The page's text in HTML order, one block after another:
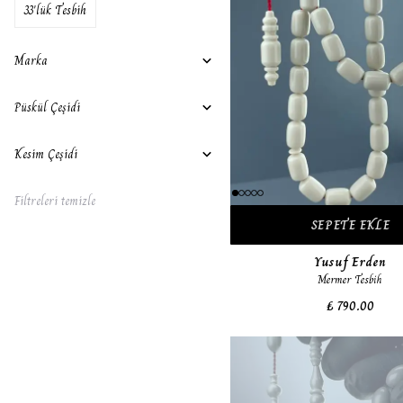
33'lük Tesbih
Marka
Püskül Çeşidi
Kesim Çeşidi
Filtreleri temizle
SEPETE EKLE
Yusuf Erden
Mermer Tesbih
₺ 790.00